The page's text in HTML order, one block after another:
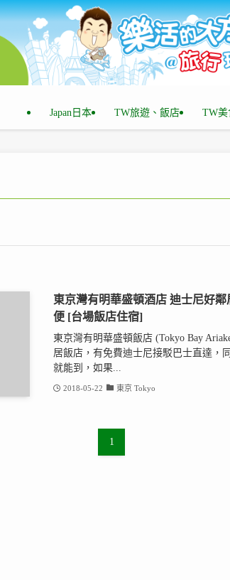
Japan日本 TW旅遊、飯店 TW美
東京灣有明華盛頓酒店 迪士尼好
便 [台場飯店住宿]
東京灣有明華盛頓飯店 (Tokyo Bay
居飯店，有免費迪士尼接駁巴士直達，
就能到，如果...
2018-05-22 東京 Tokyo
1